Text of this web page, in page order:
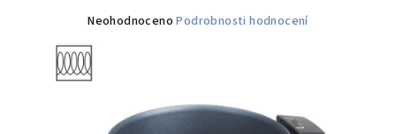
Průměrné
produktu
je
Neohodnoceno Podrobnosti hodnocení